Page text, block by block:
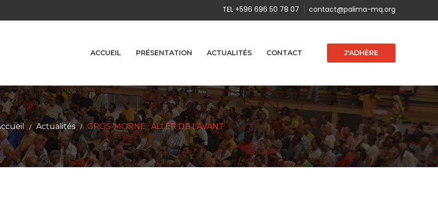
TEL +596 696 50 78 07 contact@palima-mq.org
ACCUEIL PRÉSENTATION ACTUALITÉS CONTACT J'ADHÈRE
/ Actualités / GROS-MORNE : ALLER DE L’AVANT